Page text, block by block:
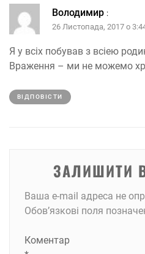
Володимир :
26 Листопада, 2017 о
Я у всіх побував з всіею
Враження – ми не можемо
ВІДПОВІCТИ
ЗАЛИШИТИ
Ваша e-mail адреса не
Обов’язкові поля
Коментар